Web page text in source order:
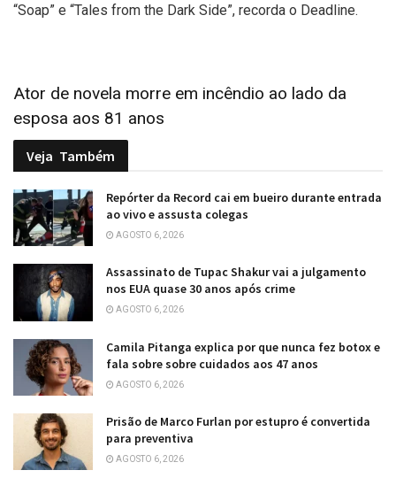
“Soap” e “Tales from the Dark Side”, recorda o Deadline.
Ator de novela morre em incêndio ao lado da
esposa aos 81 anos
Veja Também
Repórter da Record cai em bueiro durante entrada
ao vivo e assusta colegas
AGOSTO 6, 2026
Assassinato de Tupac Shakur vai a julgamento
nos EUA quase 30 anos após crime
AGOSTO 6, 2026
Camila Pitanga explica por que nunca fez botox e
fala sobre sobre cuidados aos 47 anos
AGOSTO 6, 2026
Prisão de Marco Furlan por estupro é convertida
para preventiva
AGOSTO 6, 2026